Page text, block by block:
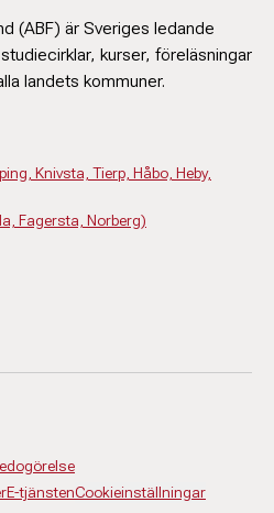
(ABF) är Sveriges ledande
kurser, föreläsningar
landets kommuner.
Knivsta, Tierp, Håbo, Heby,
Fagersta, Norberg)
E-tjänstenCookieinställningar